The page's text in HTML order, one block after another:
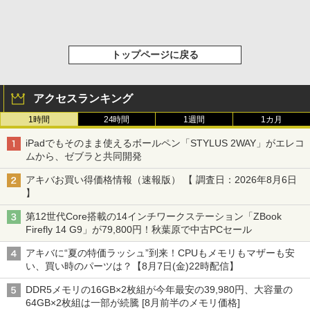
トップページに戻る
アクセスランキング
1時間 24時間 1週間 1カ月
iPadでもそのまま使えるボールペン「STYLUS 2WAY」がエレコ
ムから、ゼブラと共同開発
アキバお買い得価格情報（速報版） 【 調査日：2026年8月6日
】
第12世代Core搭載の14インチワークステーション「ZBook
Firefly 14 G9」が79,800円！秋葉原で中古PCセール
アキバに“夏の特価ラッシュ”到来！CPUもメモリもマザーも安
い、買い時のパーツは？【8月7日(金)22時配信】
DDR5メモリの16GB×2枚組が今年最安の39,980円、大容量の
64GB×2枚組は一部が続騰 [8月前半のメモリ価格]